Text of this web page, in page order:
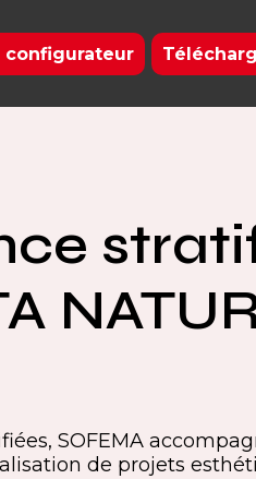
configurateur
SOFEMA
de projets